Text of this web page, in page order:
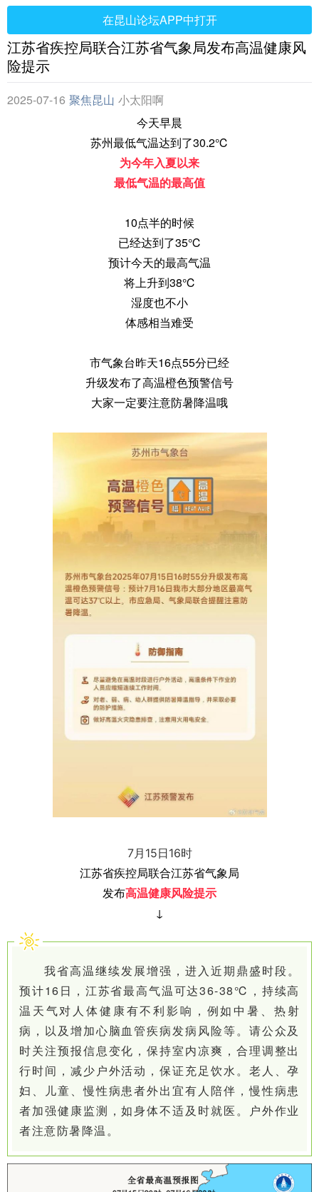
在昆山论坛APP中打开
江苏省疾控局联合江苏省气象局发布高温健康风
险提示
2025-07-16 聚焦昆山 小太阳啊
今天早晨
苏州最低气温达到了30.2℃
为今年入夏以来
最低气温的最高值
10点半的时候
已经达到了35℃
预计今天的最高气温
将上升到38℃
湿度也不小
体感相当难受
市气象台昨天16点55分已经
升级发布了高温橙色预警信号
大家一定要注意防暑降温哦
7月15日16时
江苏省疾控局联合江苏省气象局
发布高温健康风险提示
↓
我省高温继续发展增强，进入近期鼎盛时段。
预计16日，江苏省最高气温可达36-38℃，持续高
温天气对人体健康有不利影响，例如中暑、热射
病，以及增加心脑血管疾病发病风险等。请公众及
时关注预报信息变化，保持室内凉爽，合理调整出
行时间，减少户外活动，保证充足饮水。老人、孕
妇、儿童、慢性病患者外出宜有人陪伴，慢性病患
者加强健康监测，如身体不适及时就医。户外作业
者注意防暑降温。